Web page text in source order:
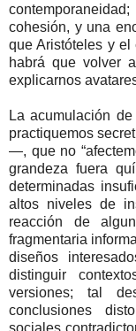
cohesión, y una
que Aristóteles y el
habrá que volver
explicarnos
La acumulación
practiquemos
—, que no
grandeza fuera
determinadas
altos niveles de
reacción de
fragmentaria
diseños
distinguir
versiones; tal
conclusiones
sociales